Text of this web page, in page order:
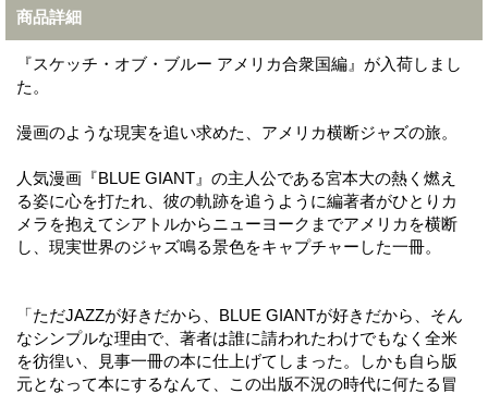
商品詳細
『スケッチ・オブ・ブルー アメリカ合衆国編』が入荷しまし
た。
漫画のような現実を追い求めた、アメリカ横断ジャズの旅。
人気漫画『BLUE GIANT』の主人公である宮本大の熱く燃え
る姿に心を打たれ、彼の軌跡を追うように編著者がひとりカ
メラを抱えてシアトルからニューヨークまでアメリカを横断
し、現実世界のジャズ鳴る景色をキャプチャーした一冊。
「ただJAZZが好きだから、BLUE GIANTが好きだから、そん
なシンプルな理由で、著者は誰に請われたわけでもなく全米
を彷徨い、見事一冊の本に仕上げてしまった。しかも自ら版
元となって本にするなんて、この出版不況の時代に何たる冒